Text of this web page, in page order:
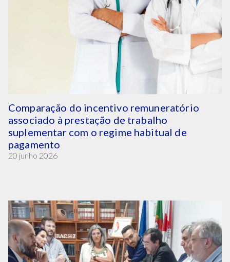
Comparação do incentivo remuneratório
associado à prestação de trabalho
suplementar com o regime habitual de
pagamento
20 junho 2026